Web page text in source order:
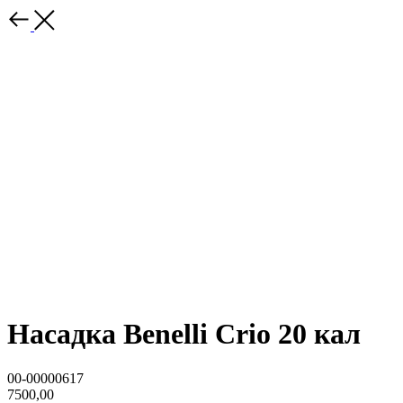
Насадка Benelli Crio 20 кал
00-00000617
7500,00